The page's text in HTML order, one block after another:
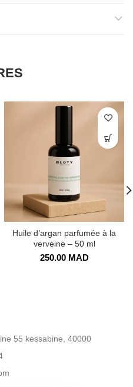
Huile d’argan parfumée à la
verveine – 50 ml
250.00MAD
55 kessabine, 40000